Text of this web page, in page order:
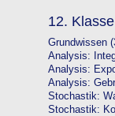
12. Klasse
Grundwissen
Analysis:
Analysis:
Analysis:
Stochastik:
Stochastik: